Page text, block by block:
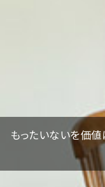
もったいないを価